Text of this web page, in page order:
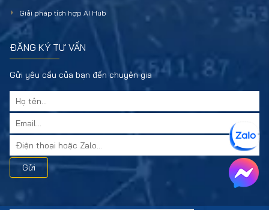
Giải pháp tích hợp AI Hub
ĐĂNG KÝ TƯ VẤN
Gửi yêu cầu của bạn đến chuyên gia
Gửi